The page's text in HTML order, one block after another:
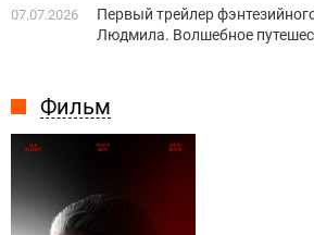
Фильм
07.07.2026
Первый трейлер
Людмила. Волшебное